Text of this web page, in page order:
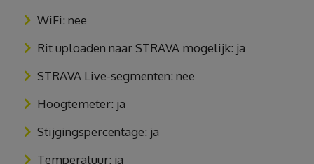
WiFi: nee
Rit uploaden naar STRAVA mogelijk: ja
STRAVA Live-segmenten: nee
Hoogtemeter: ja
Stijgingspercentage: ja
Temperatuur: ja